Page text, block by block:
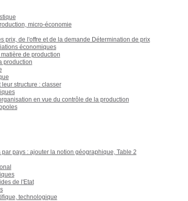
micro-économie
prix, de l'offre et de la demande Détermination de prix
économiques
de production
production
structure : classer
en vue du contrôle de la production
pays : ajouter la notion géographique, Table 2
de l'Etat
technologique